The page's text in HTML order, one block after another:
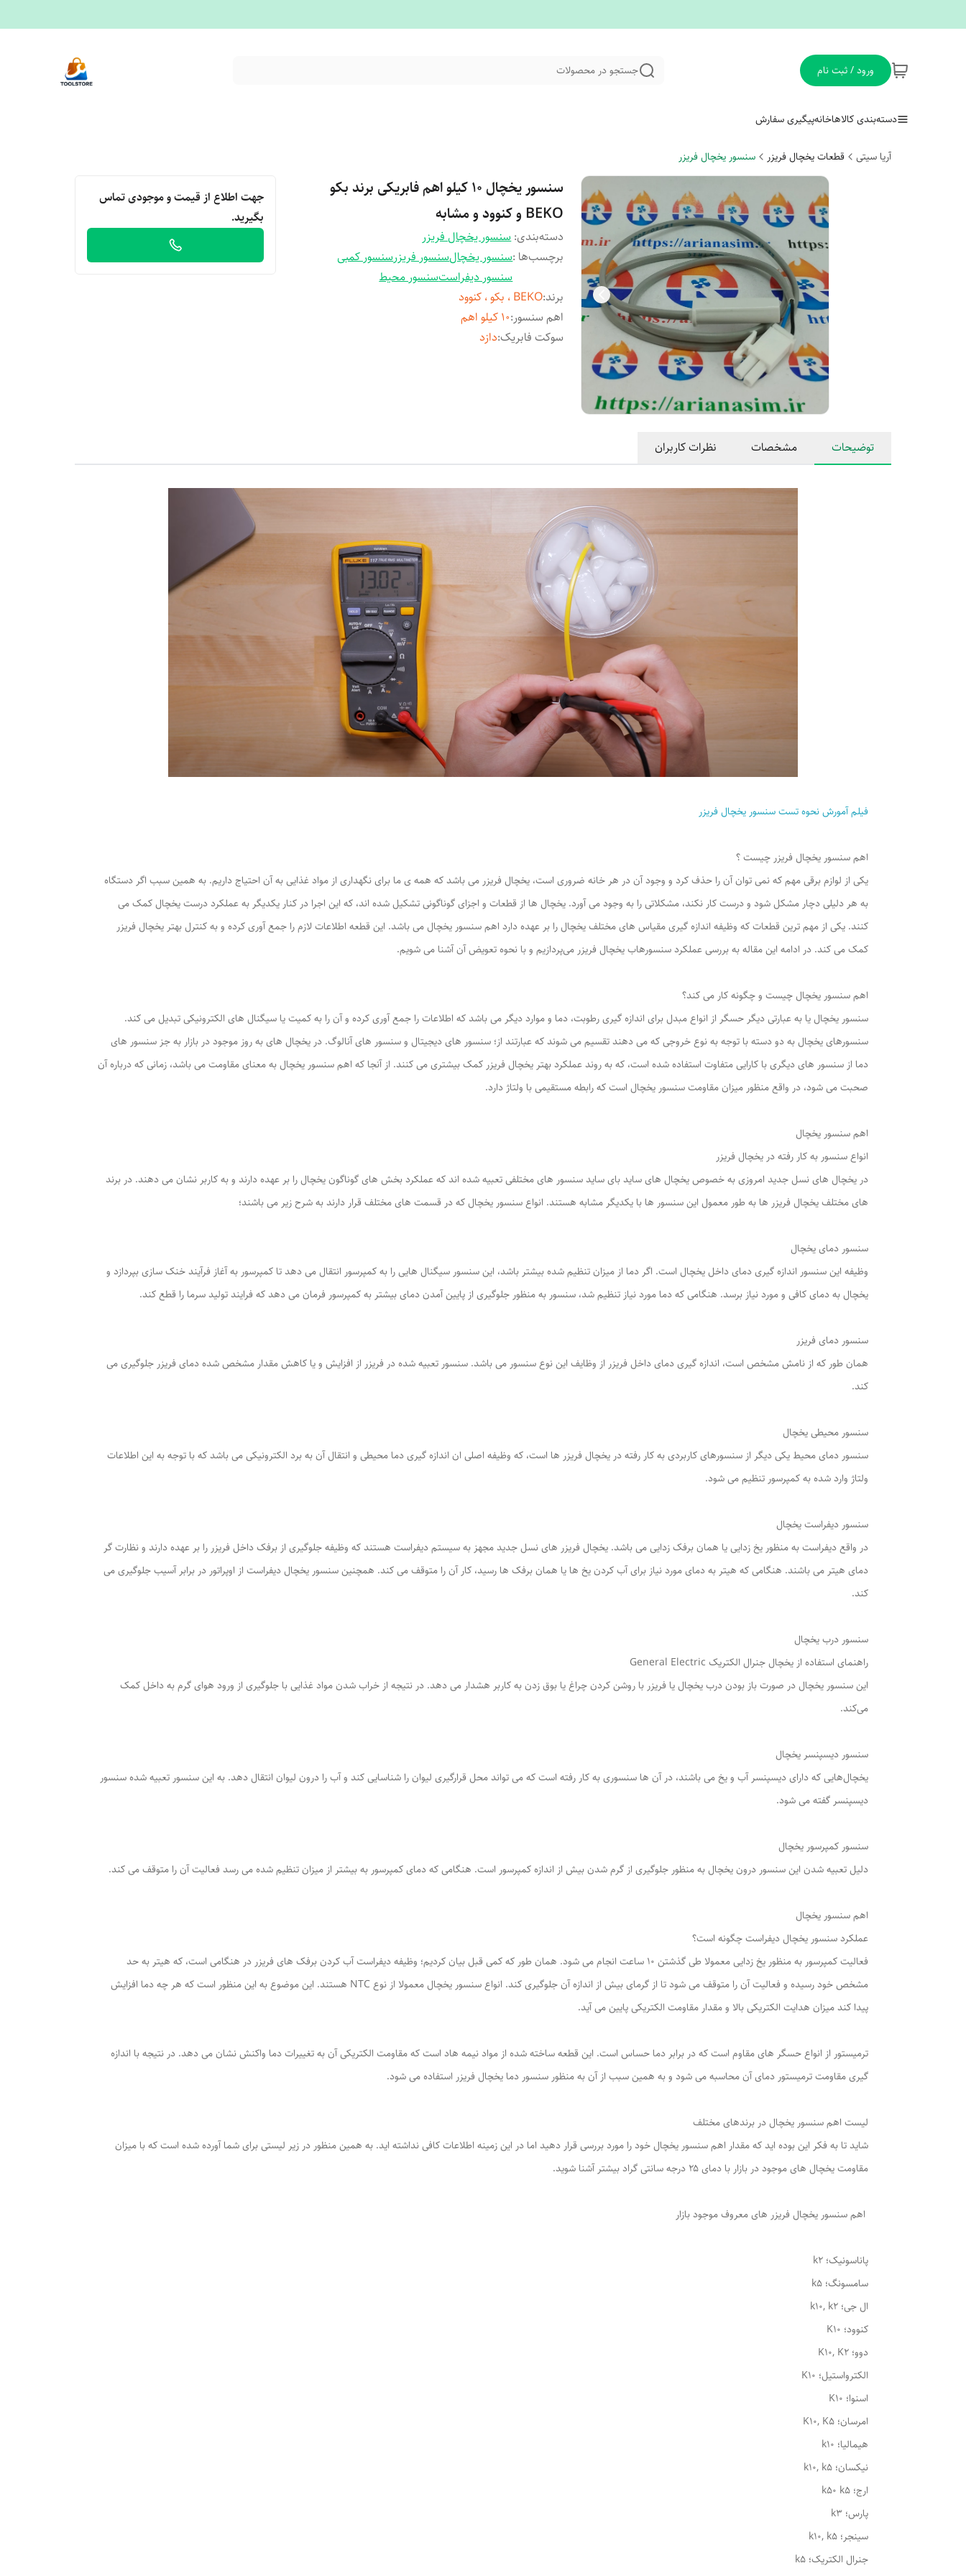
ورود / ثبت نام جستجو در محصولات
دسته‌بندی کالاهاخانهپیگیری سفارش
آریا سیتی قطعات یخچال فریزر سنسور یخچال فریزر
سنسور یخچال 10 کیلو اهم فابریکی برند بکو
BEKO و کنوود و مشابه
دسته‌بندی:سنسور یخچال فریزر
برچسب‌ها :سنسور یخچالسنسور فریزرسنسور کمبی
سنسور دیفراستسنسور محیط
برند:BEKO ، بکو ، کنوود
اهم سنسور:10 کیلو اهم
سوکت فابریک:دازد
جهت اطلاع از قیمت و موجودی تماس
بگیرید.
توضیحات مشخصات نظرات کاربران
فیلم آمورش نحوه تست سنسور یخچال فریزر
اهم سنسور یخچال فریزر چیست ؟
یکی از لوازم برقی مهم که نمی توان آن را حذف کرد و وجود آن در هر خانه ضروری است، یخچال فریزر می باشد که همه ی ما برای نگهداری از مواد غذایی به آن احتیاج داریم. به همین سبب اگر دستگاه
به هر دلیلی دچار مشکل شود و درست کار نکند، مشکلاتی را به وجود می آورد. یخچال ها از قطعات و اجزای گوناگونی تشکیل شده اند، که این اجرا در کنار یکدیگر به عملکرد درست یخچال کمک می
کنند. یکی از مهم ترین قطعات که وظیفه اندازه گیری مقیاس های مختلف یخچال را بر عهده دارد اهم سنسور یخچال می باشد. این قطعه اطلاعات لازم را جمع آوری کرده و به کنترل بهتر یخچال فریزر
کمک می کند. در ادامه این مقاله به بررسی عملکرد سنسورهاب یخچال فریزر می‌پردازیم و با نحوه تعویض آن آشنا می شویم.
اهم سنسور یخچال چیست و چگونه کار می کند؟
سنسور یخچال یا به عبارتی دیگر حسگر از انواع مبدل برای اندازه گیری رطوبت، دما و موارد دیگر می باشد که اطلاعات را جمع آوری کرده و آن را به کمیت یا سیگنال های الکترونیکی تبدیل می کند.
سنسورهای یخچال به دو دسته با توجه به‌ نوع خروجی که می دهند تقسیم می شوند که عبارتند از؛ سنسور های دیجیتال و سنسور های آنالوگ. در یخچال های به روز موجود در بازار به جز سنسور های
دما از سنسور های دیگری با کارایی متفاوت استفاده شده است، که به روند عملکرد بهتر یخچال فریزر کمک بیشتری می کنند. از آنجا که اهم سنسور یخچال به معنای مقاومت می باشد، زمانی که درباره آن
صحبت می شود، در واقع منظور میزان مقاومت سنسور یخچال است که رابطه مستقیمی با ولتاژ دارد.
اهم سنسور یخچال
انواع سنسور به کار رفته در یخچال فریزر
در یخچال های نسل جدید امروزی به خصوص یخچال های ساید بای ساید سنسور های مختلفی تعبیه شده اند که عملکرد بخش های گوناگون یخچال را بر عهده دارند و به کاربر نشان می دهند. در برند
های مختلف یخچال فریزر ها به طور معمول این سنسور ها با یکدیگر مشابه هستند. انواع سنسور یخچال که در قسمت های مختلف قرار دارند به شرح زیر می باشند؛
سنسور دمای یخچال
وظیفه این سنسور اندازه گیری دمای داخل یخچال است. اگر دما از میزان تنظیم شده بیشتر باشد، این سنسور سیگنال هایی را به کمپرسور انتقال می دهد تا کمپرسور به آغاز فرآیند خنک سازی بپردازد و
یخچال به دمای کافی و مورد نیاز برسد. هنگامی که دما مورد نیاز تنظیم شد، سنسور به منظور جلوگیری از پایین آمدن دمای بیشتر به کمپرسور فرمان می دهد که فرایند تولید سرما را قطع کند.
سنسور دمای فریزر
همان طور که از نامش مشخص است، اندازه گیری دمای داخل فریزر از وظایف این نوع سنسور می باشد. سنسور تعبیه شده در فریزر از افزایش و یا کاهش مقدار مشخص شده دمای فریزر جلوگیری می
کند.
سنسور محیطی یخچال
سنسور دمای محیط یکی دیگر از سنسورهای کاربردی به کار رفته در یخچال فریزر ها است، که وظیفه اصلی ان اندازه گیری دما محیطی و انتقال آن به برد الکترونیکی می باشد که با توجه به این اطلاعات
ولتاژ وارد شده به کمپرسور تنظیم می شود.
سنسور دیفراست یخچال
در واقع دیفراست به منظور یخ زدایی یا همان برفک زدایی می باشد. یخچال فریزر های نسل جدید مجهز به سیستم دیفراست هستند که وظیفه جلوگیری از برفک داخل فریزر را بر عهده دارند و نظارت گر
دمای هیتر می باشند. هنگامی که هیتر به دمای مورد نیاز برای آب کردن یخ ها یا همان برفک ها رسید، کار آن را متوقف می کند. همچنین سنسور یخچال دیفراست از اوپراتور در برابر آسیب جلوگیری می
کند.
سنسور درب یخچال
راهنمای استفاده از یخچال جنرال الکتریک General Electric
این سنسور یخچال در صورت باز بودن درب یخچال یا فریزر با روشن کردن چراغ یا بوق زدن به کاربر هشدار می دهد. در نتیجه از خراب شدن مواد غذایی با جلوگیری از ورود هوای گرم به داخل کمک
می‌کند.
سنسور دیسپنسر یخچال
یخچال‌هایی که دارای دیسپنسر آب و یخ می باشند، در آن ها سنسوری به کار رفته است که می تواند محل قرارگیری لیوان را شناسایی کند و آب را درون لیوان انتقال دهد. به این سنسور تعبیه شده سنسور
دیسپنسر گفته می شود.
سنسور کمپرسور یخچال
دلیل تعبیه شدن این سنسور درون یخچال به منظور جلوگیری از گرم شدن بیش از اندازه کمپرسور است. هنگامی که دمای کمپرسور به بیشتر از میزان تنظیم شده می رسد فعالیت آن را متوقف می کند.
اهم سنسور یخچال
عملکرد سنسور یخچال دیفراست چگونه است؟
فعالیت کمپرسور به منظور یخ زدایی معمولا طی گذشتن ۱۰ ساعت انجام می شود. همان طور که کمی قبل بیان کردیم؛ وظیفه دیفراست آب کردن برفک های فریزر در هنگامی است، که هیتر به حد
مشخص خود رسیده و فعالیت آن را متوقف می شود تا از گرمای بیش از اندازه آن جلوگیری کند. انواع سنسور یخچال معمولا از نوع NTC هستند. این موضوع به این منظور است که هر چه دما افزایش
پیدا کند میزان هدایت الکتریکی بالا و مقدار مقاومت الکتریکی پایین می آید.
ترمیستور از انواع حسگر های مقاوم است که در برابر دما حساس است. این قطعه ساخته شده از مواد نیمه هاد است که مقاومت الکتریکی آن به تغییرات دما واکنش نشان می دهد. در نتیجه با اندازه
گیری مقاومت ترمیستور دمای آن محاسبه می شود و به همین سبب از آن به منظور سنسور دما یخچال فریزر استفاده می شود.
لیست اهم سنسور یخچال در برندهای مختلف
شاید تا به فکر این بوده اید که مقدار اهم سنسور یخچال خود را مورد بررسی قرار دهید اما در این زمینه اطلاعات کافی نداشته اید. به همین منظور در زیر لیستی برای شما آورده شده است که با میزان
مقاومت یخچال های موجود در بازار با دمای ۲۵ درجه سانتی گراد بیشتر آشنا شوید.
اهم سنسور یخچال فریزر های معروف موجود بازار
پاناسونیک؛ k2
سامسونگ؛ k5
ال جی؛ k10, k2
کنوود؛ K10
دوو؛ K10, K2
الکترواستیل؛ K10
اسنوا؛ K10
امرسان؛ K10, K5
هیمالیا؛ k10
نیکسان؛ k10, k5
ارج؛ k50 k5
پارس؛ k3
سینجر؛ k10, k5
جنرال الکتریک؛ k5